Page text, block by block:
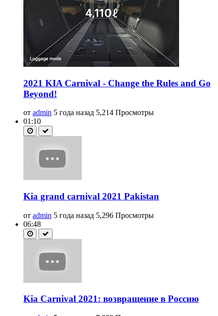
2021 KIA Carnival - Change the Rules and Go
Beyond!
от admin 5 года назад 5,214 Просмотры
01:10
Kia grand carnival 2021 Pakistan
от admin 5 года назад 5,296 Просмотры
06:48
Kia Carnival 2021: возвращение в Россию